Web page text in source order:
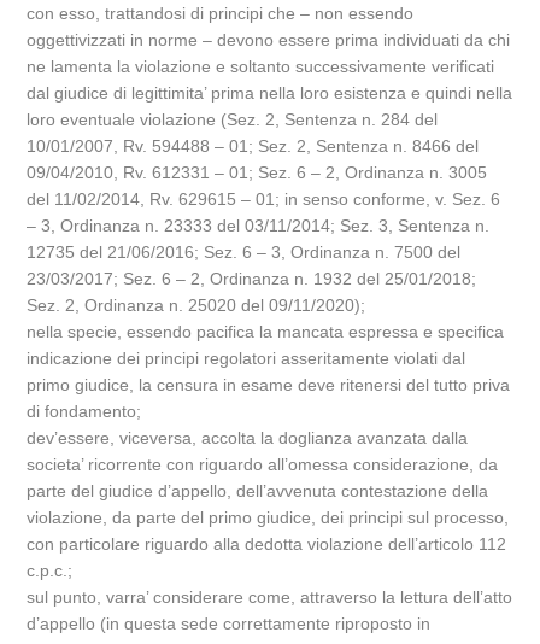
con esso, trattandosi di principi che – non essendo
oggettivizzati in norme – devono essere prima individuati da chi
ne lamenta la violazione e soltanto successivamente verificati
dal giudice di legittimita’ prima nella loro esistenza e quindi nella
loro eventuale violazione (Sez. 2, Sentenza n. 284 del
10/01/2007, Rv. 594488 – 01; Sez. 2, Sentenza n. 8466 del
09/04/2010, Rv. 612331 – 01; Sez. 6 – 2, Ordinanza n. 3005
del 11/02/2014, Rv. 629615 – 01; in senso conforme, v. Sez. 6
– 3, Ordinanza n. 23333 del 03/11/2014; Sez. 3, Sentenza n.
12735 del 21/06/2016; Sez. 6 – 3, Ordinanza n. 7500 del
23/03/2017; Sez. 6 – 2, Ordinanza n. 1932 del 25/01/2018;
Sez. 2, Ordinanza n. 25020 del 09/11/2020);
nella specie, essendo pacifica la mancata espressa e specifica
indicazione dei principi regolatori asseritamente violati dal
primo giudice, la censura in esame deve ritenersi del tutto priva
di fondamento;
dev’essere, viceversa, accolta la doglianza avanzata dalla
societa’ ricorrente con riguardo all’omessa considerazione, da
parte del giudice d’appello, dell’avvenuta contestazione della
violazione, da parte del primo giudice, dei principi sul processo,
con particolare riguardo alla dedotta violazione dell’articolo 112
c.p.c.;
sul punto, varra’ considerare come, attraverso la lettura dell’atto
d’appello (in questa sede correttamente riproposto in